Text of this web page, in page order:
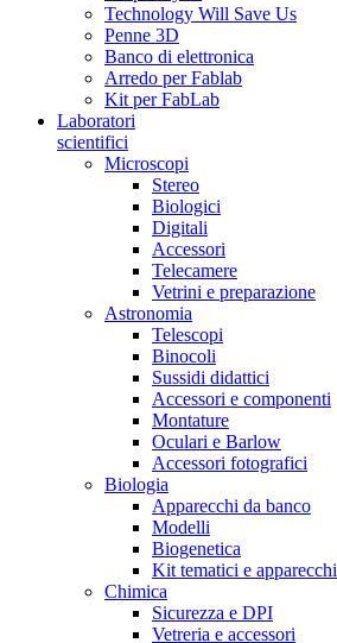
Technology Will Save Us
Penne 3D
Banco di elettronica
Arredo per Fablab
Kit per FabLab
Laboratori
scientifici
Microscopi
Stereo
Biologici
Digitali
Accessori
Telecamere
Vetrini e preparazione
Astronomia
Telescopi
Binocoli
Sussidi didattici
Accessori e componenti
Montature
Oculari e Barlow
Accessori fotografici
Biologia
Apparecchi da banco
Modelli
Biogenetica
Kit tematici e apparecchi
Chimica
Sicurezza e DPI
Vetreria e accessori